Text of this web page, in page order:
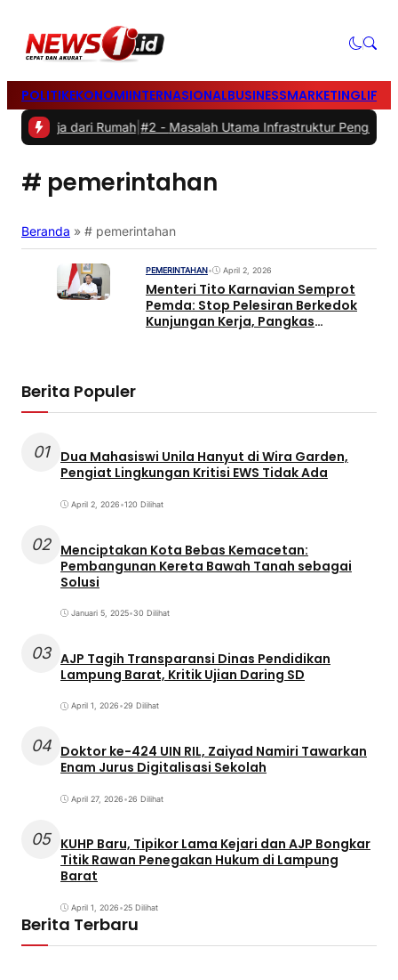
POLITIKEKONOMIINTERNASIONALBUSINESSMARKETING
Bekerja dari Rumah|#2 -Masalah Utama Infrastruktur Pengisian
# pemerintahan
Beranda » # pemerintahan
PEMERINTAHAN• April 2, 2026
Menteri Tito Karnavian Semprot
Pemda: Stop Pelesiran Berkedok
Kunjungan Kerja, Pangkas
Berita Populer
01
Dua Mahasiswi Unila Hanyut di Wira Garden,
Pengiat Lingkungan Kritisi EWS Tidak Ada
April 2, 2026•120 Dilihat
02 Menciptakan Kota Bebas Kemacetan:
Pembangunan Kereta Bawah Tanah sebagai
Solusi
Januari 5, 2025•30 Dilihat
03 AJP Tagih Transparansi Dinas Pendidikan
Lampung Barat, Kritik Ujian Daring SD
April 1, 2026•29 Dilihat
04 Doktor ke-424 UIN RIL, Zaiyad Namiri Tawarkan
Enam Jurus Digitalisasi Sekolah
April 27, 2026•26 Dilihat
05 KUHP Baru, Tipikor Lama Kejari dan AJP Bongkar
Titik Rawan Penegakan Hukum di Lampung
Barat
April 1, 2026•25 Dilihat
Berita Terbaru